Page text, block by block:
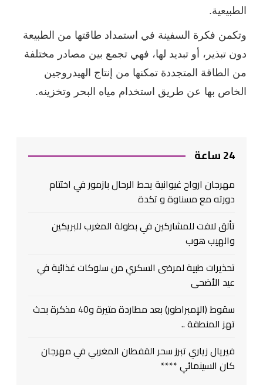
الطبيعية.
وتكمن فكرة السفينة في استمداد طاقتها من الطبيعة
دون تبذير، أو تبديد لها، فهي تجمع بين مصادر مختلفة
من الطاقة المتجددة تمكنها من إنتاج الهيدروجين
الخاص بها عن طريق استخدام مياه البحر وتخزينه.
24 ساعة
مهرجان ارواح غيوانية يحط الرحال بازمور في اختتام
دورته مع مسناوة و تكدة
تألق لافت للمشاركين في بطولة المغرب للبريكين
والهيب هوب
تحذيرات طبية لمرضى السكري من سلوكات غذائية في
عيد الأضحى
سقوط (الإمبراطور) بعد مطاردة متيرة و40 مذكرة بحث
تهز المنطقة ..
فيريال زياري تبرز سحر القفطان المغربي في مهرجان
كان السينمائي ****